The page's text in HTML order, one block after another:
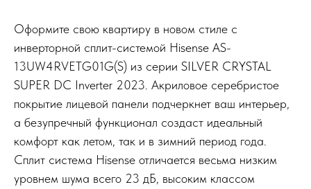
Оформите свою квартиру в новом стиле с
инверторной сплит-системой Hisense AS-
13UW4RVETG01G(S) из серии SILVER CRYSTAL
SUPER DC Inverter 2023. Акриловое серебристое
покрытие лицевой панели подчеркнет ваш интерьер,
а безупречный функционал создаст идеальный
комфорт как летом, так и в зимний период года.
Сплит система Hisense отличается весьма низким
уровнем шума всего 23 дБ, высоким классом